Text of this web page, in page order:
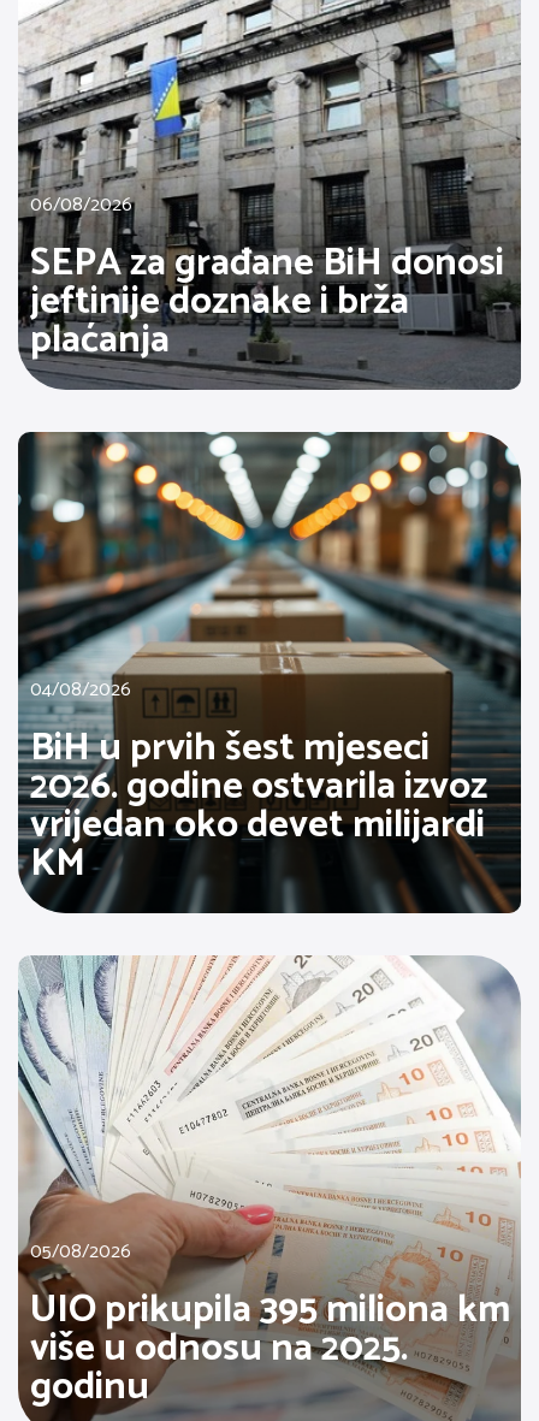
06/08/2026
SEPA za građane BiH donosi
jeftinije doznake i brža
plaćanja
04/08/2026
BiH u prvih šest mjeseci
2026. godine ostvarila izvoz
vrijedan oko devet milijardi
KM
05/08/2026
UIO prikupila 395 miliona km
više u odnosu na 2025.
godinu